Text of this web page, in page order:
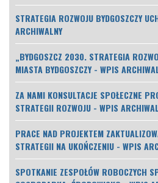
STRATEGIA ROZWOJU BYDGOSZCZY
ARCHIWALNY
„BYDGOSZCZ 2030. STRATEGIA
MIASTA BYDGOSZCZY - WPIS
ZA NAMI KONSULTACJE SPOŁECZNE
STRATEGII ROZWOJU - WPIS
PRACE NAD PROJEKTEM
STRATEGII NA UKOŃCZENIU - WPIS
SPOTKANIE ZESPOŁÓW ROBOCZYCH